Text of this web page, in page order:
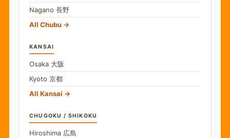
Nagano 長野
All Chubu
KANSAI
Osaka 大阪
Kyoto 京都
All Kansai
CHUGOKU / SHIKOKU
Hiroshima 広島